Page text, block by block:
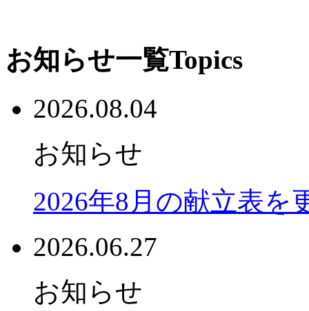
お知らせ一覧Topics
2026.08.04
お知らせ
2026年8月の献立表を
2026.06.27
お知らせ